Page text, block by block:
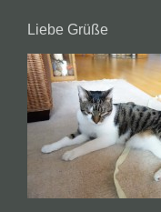
Liebe Grüße